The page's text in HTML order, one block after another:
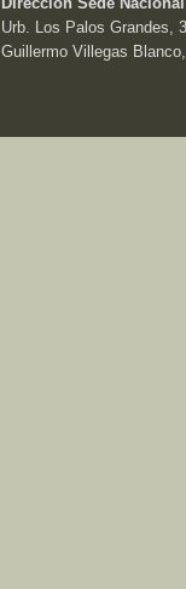
Urb. Los Palos Grandes,
Guillermo Villegas